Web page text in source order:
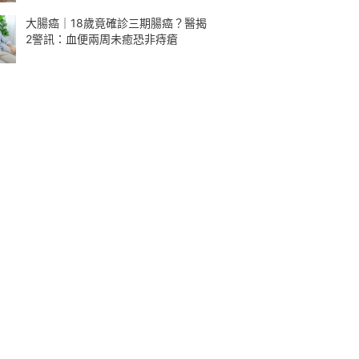
大腸癌｜18歲竟確診三期腸癌？醫揭
2警訊：血便兩周未癒恐非痔瘡